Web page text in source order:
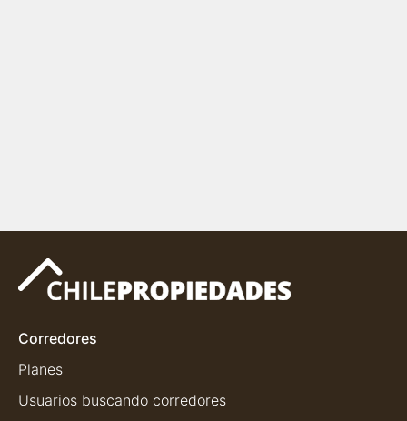
Corredores
Planes
Usuarios buscando corredores